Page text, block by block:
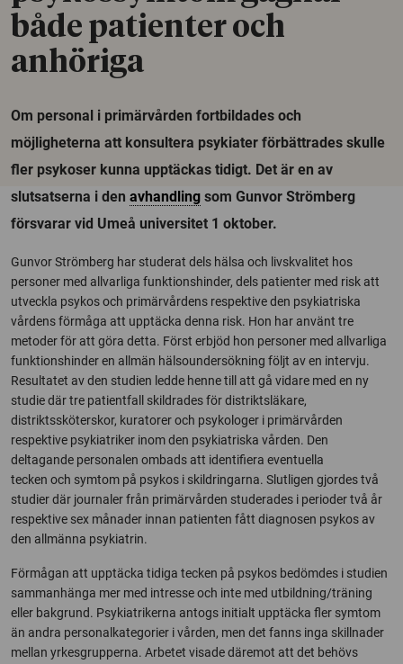
både patienter och
anhöriga
Om personal i primärvården fortbildades och
möjligheterna att konsultera psykiater förbättrades skulle
fler psykoser kunna upptäckas tidigt. Det är en av
slutsatserna i den avhandling som Gunvor Strömberg
försvarar vid Umeå universitet 1 oktober.
Gunvor Strömberg har studerat dels hälsa och livskvalitet hos
personer med allvarliga funktionshinder, dels patienter med risk att
utveckla psykos och primärvårdens respektive den psykiatriska
vårdens förmåga att upptäcka denna risk. Hon har använt tre
metoder för att göra detta. Först erbjöd hon personer med allvarliga
funktionshinder en allmän hälsoundersökning följt av en intervju.
Resultatet av den studien ledde henne till att gå vidare med en ny
studie där tre patientfall skildrades för distriktsläkare,
distriktssköterskor, kuratorer och psykologer i primärvården
respektive psykiatriker inom den psykiatriska vården. Den
deltagande personalen ombads att identifiera eventuella
tecken och symtom på psykos i skildringarna. Slutligen gjordes två
studier där journaler från primärvården studerades i perioder två år
respektive sex månader innan patienten fått diagnosen psykos av
den allmänna psykiatrin.
Förmågan att upptäcka tidiga tecken på psykos bedömdes i studien
sammanhänga mer med intresse och inte med utbildning/träning
eller bakgrund. Psykiatrikerna antogs initialt upptäcka fler symtom
än andra personalkategorier i vården, men det fanns inga skillnader
mellan yrkesgrupperna. Arbetet visade däremot att det behövs